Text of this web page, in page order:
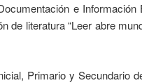
e
de literatura “Leer abre
Primario y Secundario